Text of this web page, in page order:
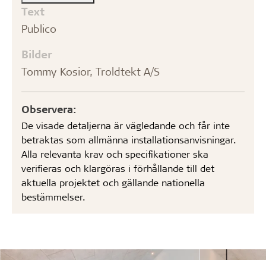
Text
Publico
Bilder
Tommy Kosior, Troldtekt A/S
Observera:
De visade detaljerna är vägledande och får inte
betraktas som allmänna installationsanvisningar.
Alla relevanta krav och specifikationer ska
verifieras och klargöras i förhållande till det
aktuella projektet och gällande nationella
bestämmelser.